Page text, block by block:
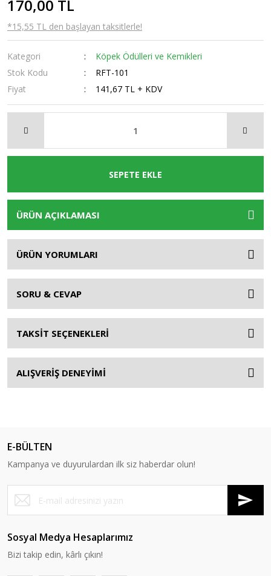
170,00 TL
*15,55 TL den başlayan taksitlerle!
Kategori
Köpek Ödülleri ve Kemikleri
Stok Kodu
RFT-101
Fiyat
141,67 TL + KDV
SEPETE EKLE
ÜRÜN AÇIKLAMASI
ÜRÜN YORUMLARI
SORU & CEVAP
TAKSİT SEÇENEKLERİ
ALIŞVERİŞ DENEYİMİ
E-BÜLTEN
Kampanya ve duyurulardan ilk siz haberdar olun!
Sosyal Medya Hesaplarımız
Bizi takip edin, kârlı çıkın!